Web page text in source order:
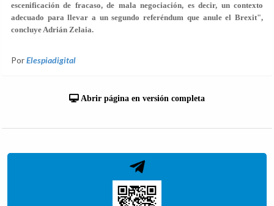
escenificación de fracaso, de mala negociación, es decir, un contexto
adecuado para llevar a un segundo referéndum que anule el Brexit",
concluye Adrián Zelaia.
PorElespiadigital
Abrir página en versión completa